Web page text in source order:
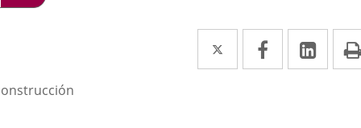
Twitter
Enlace
a
Facebook
Enlace
a
a